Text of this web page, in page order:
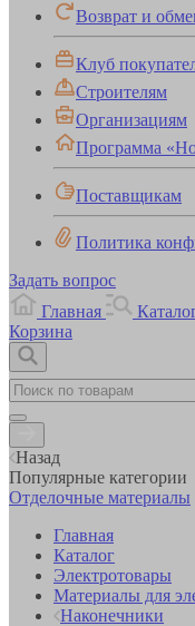
Возврат и
Клуб
Строителям
Организациям
Программа
Поставщикам
Политика
Задать вопрос
Главная
Корзина
Назад
Популярные категории
Отделочные материалы
Главная
Каталог
Электротовары
Материалы для
Наконечники